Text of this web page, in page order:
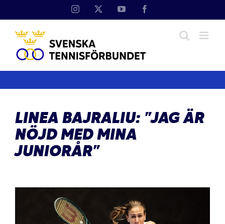
Instagram YouTube
LINEA BAJRALIU: ”JAG ÄR
NÖJD MED MINA
JUNIORÅR”